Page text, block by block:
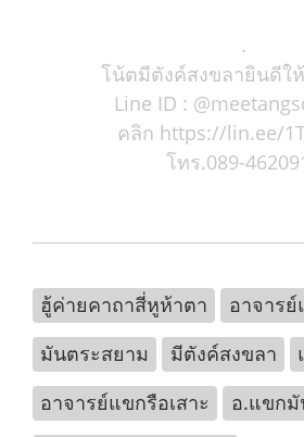
.
โน้ตมีตังค์สงขลายินดีใ
Line ID :
คลิก https://lin.ee/
โทร.089-
ฮู้ค่ายคาถาสี่หูห้าตา อาจาร
มันตระสยาม
มีตังค์สงขลา
อาจารย์แขกรือเสาะ
อ.แขกมั